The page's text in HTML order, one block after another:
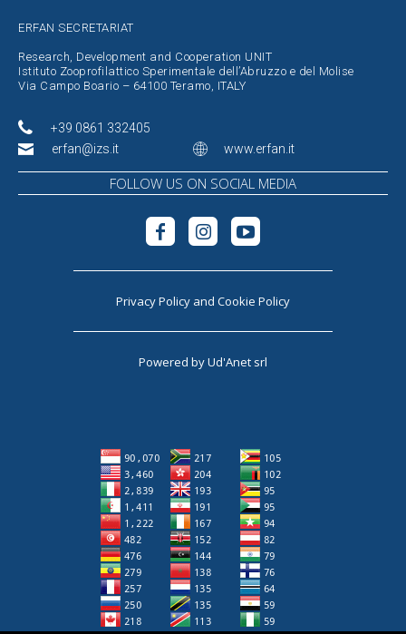
ERFAN SECRETARIAT
Research, Development and Cooperation UNIT
Istituto Zooprofilattico Sperimentale dell’Abruzzo e del Molise
Via Campo Boario – 64100 Teramo, ITALY
+39 0861 332405
erfan@izs.it
www.erfan.it
FOLLOW US ON SOCIAL MEDIA
Privacy Policy and Cookie Policy
Powered byUd'Anet srl